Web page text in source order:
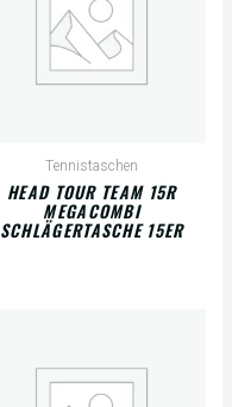
Tennistaschen
HEAD TOUR TEAM 15R
MEGACOMBI
SCHLÄGERTASCHE 15ER